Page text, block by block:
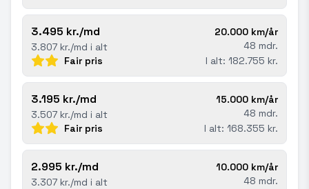
3.495 kr./md
3.807 kr./md i alt
20.000 km/år
48 mdr.
Fair pris
I alt: 182.755 kr.
3.195 kr./md
3.507 kr./md i alt
15.000 km/år
48 mdr.
Fair pris
I alt: 168.355 kr.
2.995 kr./md
3.307 kr./md i alt
10.000 km/år
48 mdr.